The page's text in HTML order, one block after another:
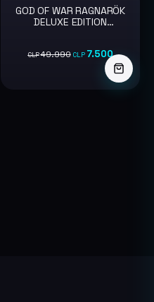
-85%
GOD OF WAR RAGNARÖK
DELUXE EDITION
CLP49.990 CLP 7.500